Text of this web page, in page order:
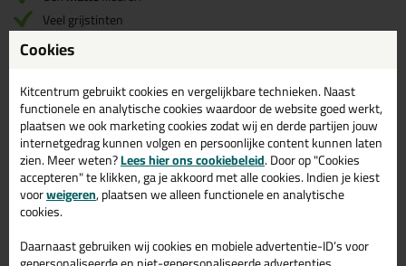
Veel grijstinten
Verouderings bestendig
Omschrijving Specificaties Reviews (1)
Ottoseal S125 400ml in
Mat Zilvergrijs C6645
Zoek je kit in een specifieke kleur? Gevonden! Deze ottoseal
sanitairkit Ottoseal S125 400ml in de kleur Mat Zilvergrijs C6645
is te gebruiken voor verschillende toepassingen. Een duurzame
Cookies
Kitcentrum gebruikt cookies en vergelijkbare technieken. Naast
functionele en analytische cookies waardoor de website goed werkt,
plaatsen we ook marketing cookies zodat wij en derde partijen jouw
internetgedrag kunnen volgen en persoonlijke content kunnen laten
zien. Meer weten?Lees hier ons cookiebeleid. Door op "Cookies
accepteren" te klikken, ga je akkoord met alle cookies. Indien je kiest
voorweigeren, plaatsen we alleen functionele en analytische
cookies.
Daarnaast gebruiken wij cookies en mobiele advertentie-ID’s voor